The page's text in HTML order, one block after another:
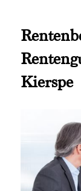
Kierspe